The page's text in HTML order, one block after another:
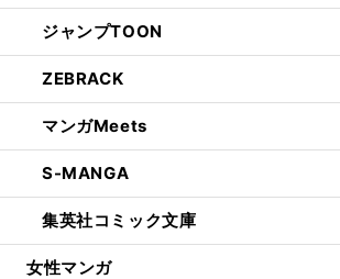
ジャンプTOON
ZEBRACK
マンガMeets
S-MANGA
集英社コミック文庫
女性マンガ